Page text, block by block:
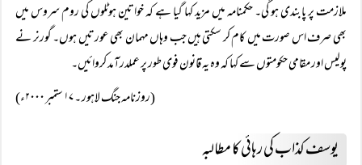
ملازمت پر پابندی ہو گی۔ حکمنامہ میں مزید کہا گیا ہے کہ خواتین ہوٹلوں کی روم سروس میں
بھی صرف اس صورت میں کام کر سکتی ہیں جب وہاں مہمان بھی عورتیں ہوں۔ گورنر نے
پولیس اور مقامی حکومتوں سے کہا کہ وہ یہ قانون فوی طور پر عملدرآمد کروائیں۔
(روزنامہ جنگ لاہور ۔ ۱۷ ستمبر ۲۰۰۰ء)
یوسف کذاب کی رہائی کا مطالبہ